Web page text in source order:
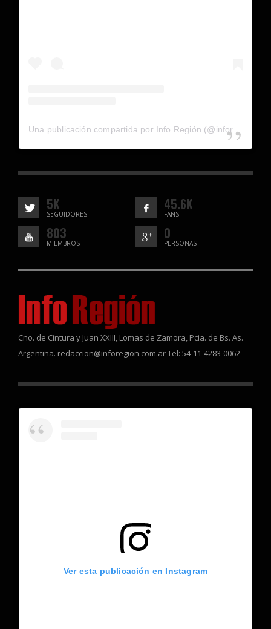
5K
SEGUIDORES
45.6K
FANS
803
MIEMBROS
0
PERSONAS
Cno. de Cintura y Juan XXIII, Lomas de Zamora, Pcia. de Bs. As.
Argentina. redaccion@inforegion.com.ar Tel: 54-11-4283-0062
Ver esta publicación en Instagram